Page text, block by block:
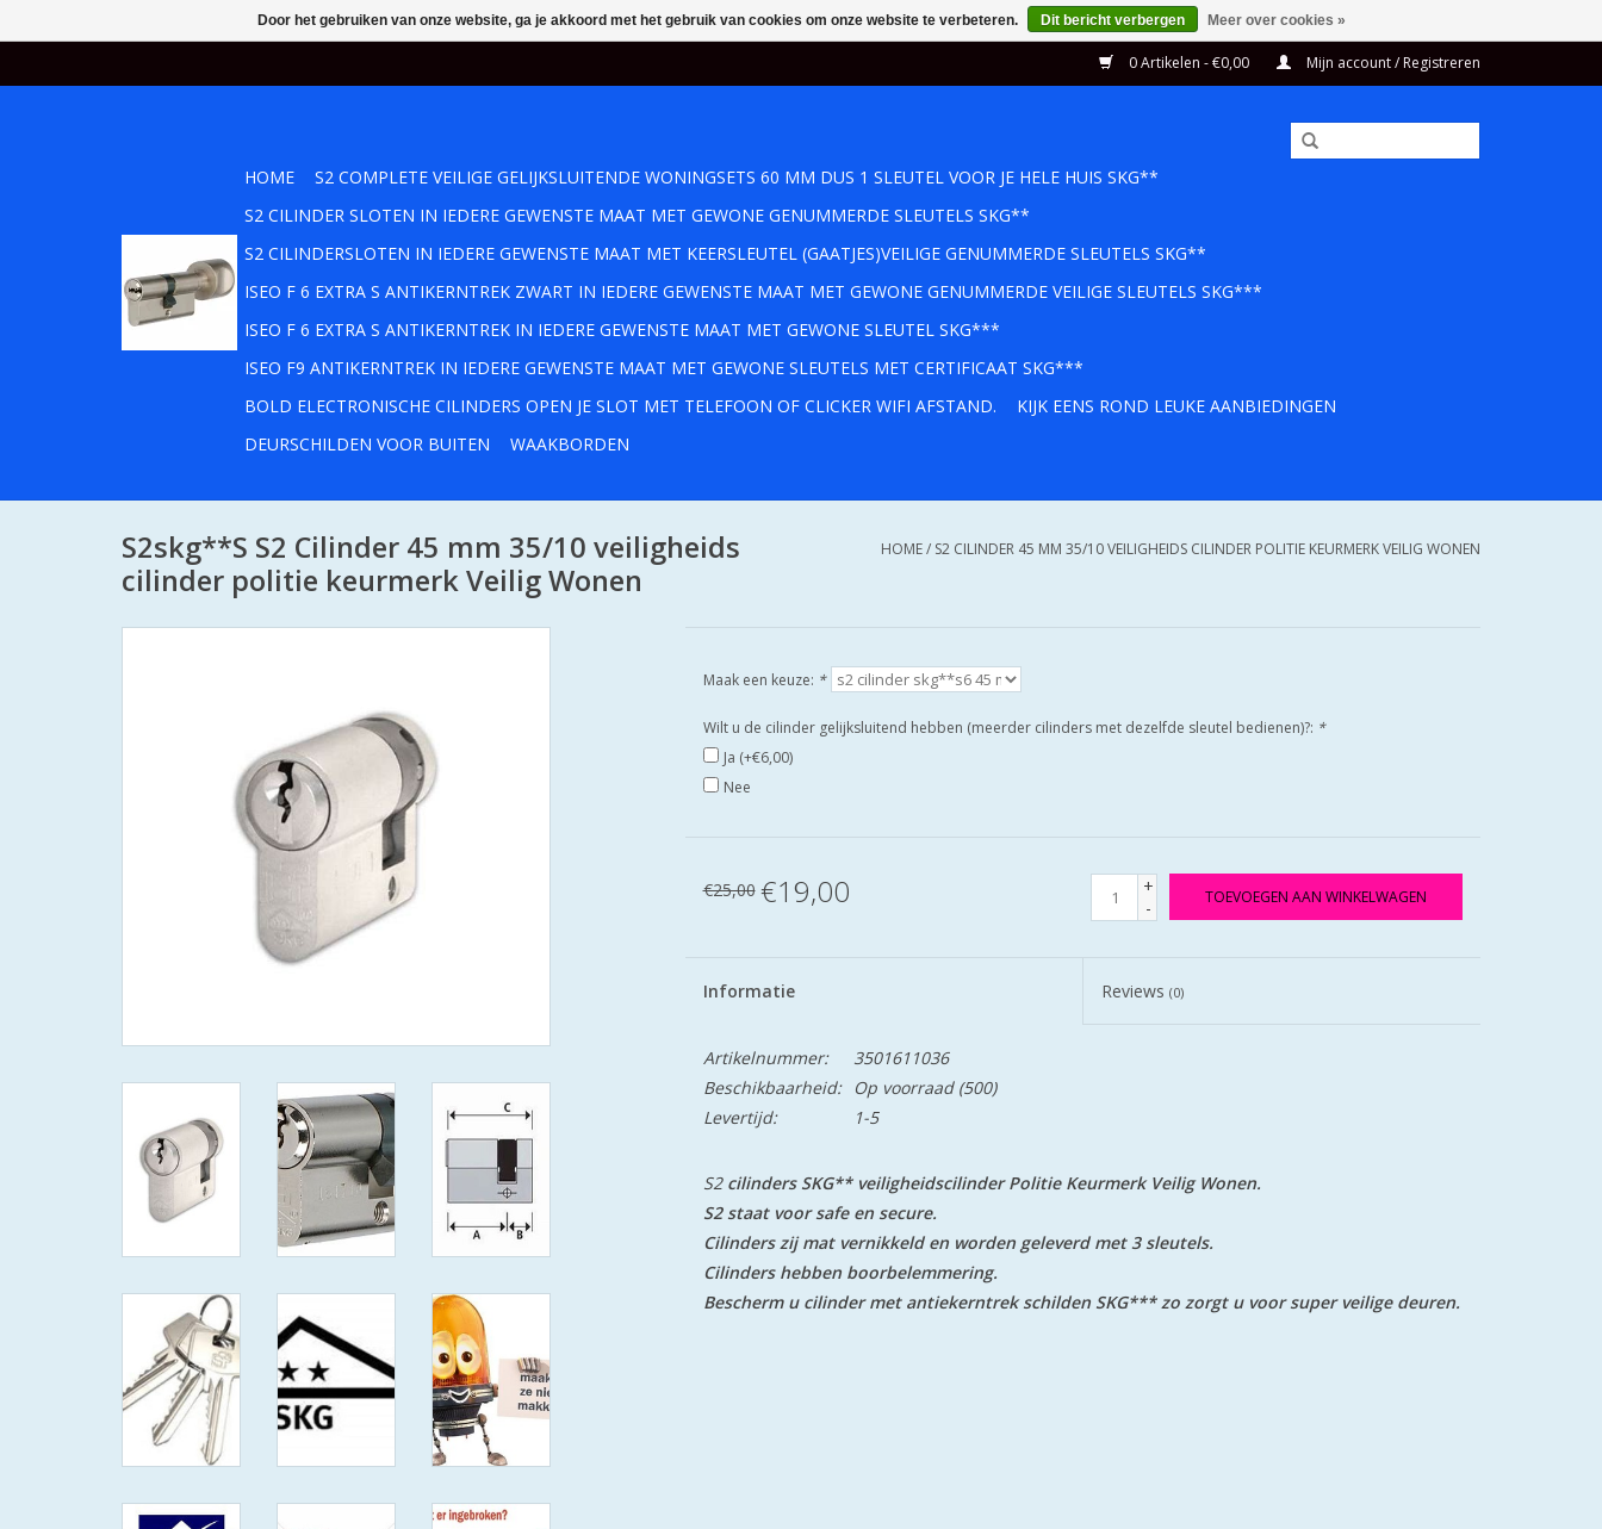
0 Artikelen - €0,00 Mijn account / Registreren
HOME
S2 COMPLETE VEILIGE GELIJKSLUITENDE WONINGSETS 60 MM DUS 1 SLEUTEL VOOR JE HELE HUIS SKG**
S2 CILINDER SLOTEN IN IEDERE GEWENSTE MAAT MET GEWONE GENUMMERDE SLEUTELS SKG**
S2 CILINDERSLOTEN IN IEDERE GEWENSTE MAAT MET KEERSLEUTEL (GAATJES)VEILIGE GENUMMERDE SLEUTELS SKG**
ISEO F 6 EXTRA S ANTIKERNTREK ZWART IN IEDERE GEWENSTE MAAT MET GEWONE GENUMMERDE VEILIGE SLEUTELS SKG***
ISEO F 6 EXTRA S ANTIKERNTREK IN IEDERE GEWENSTE MAAT MET GEWONE SLEUTEL SKG***
ISEO F9 ANTIKERNTREK IN IEDERE GEWENSTE MAAT MET GEWONE SLEUTELS MET CERTIFICAAT SKG***
BOLD ELECTRONISCHE CILINDERS OPEN JE SLOT MET TELEFOON OF CLICKER WIFI AFSTAND.
KIJK EENS ROND LEUKE AANBIEDINGEN
DEURSCHILDEN VOOR BUITEN
WAAKBORDEN
S2skg**S S2 Cilinder 45 mm 35/10 veiligheids
cilinder politie keurmerk Veilig Wonen
HOME/ S2 CILINDER 45 MM 35/10 VEILIGHEIDS CILINDER POLITIE KEURMERK VEILIG WONEN
Maak een keuze: *
Wilt u de cilinder gelijksluitend hebben (meerder cilinders met dezelfde sleutel bedienen)?: *
Ja (+€6,00)
Nee
€25,00 €19,00
+
-
TOEVOEGEN AAN WINKELWAGEN
Informatie Reviews(0)
Artikelnummer:
3501611036
Beschikbaarheid:
Op voorraad(500)
Levertijd:
1-5
S2cilinders SKG** veiligheidscilinder Politie Keurmerk Veilig Wonen.
S2 staat voor safe en secure.
Cilinders zij mat vernikkeld en worden geleverd met 3 sleutels.
Cilinders hebben boorbelemmering.
Bescherm u cilinder met antiekerntrek schilden SKG*** zo zorgt u voor super veilige deuren.
Door het gebruiken van onze website, ga je akkoord met het gebruik van cookies om onze website te verbeteren. Dit bericht verbergen Meer over cookies »